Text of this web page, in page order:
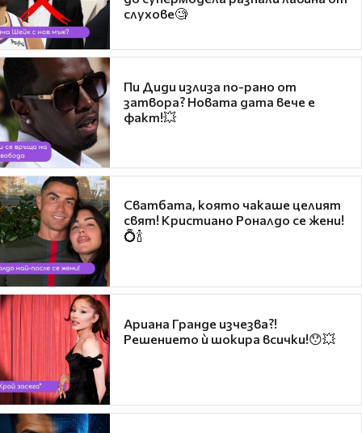
слухове🧐
Пи Диди излиза по-рано от
затвора? Новата дата вече е
факт!💥
Сватбата, която чакаше целият
свят! Кристиано Роналдо се жени!
💍🍾
Ариана Гранде изчезва?!
Решението ѝ шокира всички!😯💥